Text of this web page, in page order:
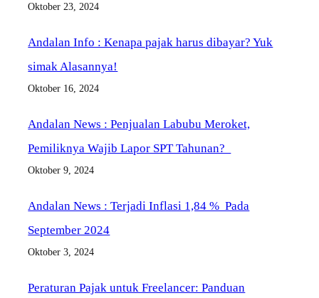
Oktober 23, 2024
Andalan Info : Kenapa pajak harus dibayar? Yuk
simak Alasannya!
Oktober 16, 2024
Andalan News : Penjualan Labubu Meroket,
Pemiliknya Wajib Lapor SPT Tahunan?
Oktober 9, 2024
Andalan News : Terjadi Inflasi 1,84 % Pada
September 2024
Oktober 3, 2024
Peraturan Pajak untuk Freelancer: Panduan